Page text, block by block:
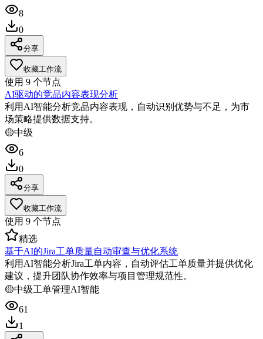
8
0
分享
收藏工作流
使用 9 个节点
AI驱动的竞品内容表现分析
利用AI智能分析竞品内容表现，自动识别优势与不足，为市
场策略提供数据支持。
🟡中级
6
0
分享
收藏工作流
使用 9 个节点
精选
基于AI的Jira工单质量自动审查与优化系统
利用AI智能分析Jira工单内容，自动评估工单质量并提供优化
建议，提升团队协作效率与项目管理规范性。
🟡中级工单管理AI智能
61
1